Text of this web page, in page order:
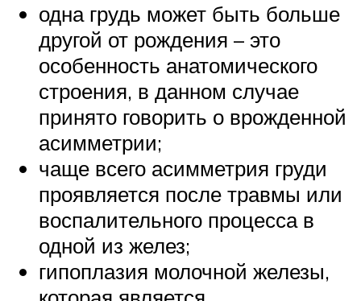
одна грудь может быть больше
другой от рождения – это
особенность анатомического
строения, в данном случае
принято говорить о врожденной
асимметрии;
чаще всего асимметрия груди
проявляется после травмы или
воспалительного процесса в
одной из желез;
гипоплазия молочной железы,